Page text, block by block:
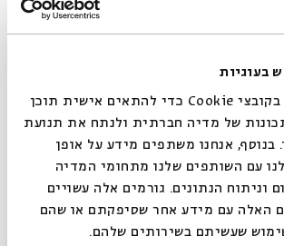
בעוגיות
אנחנו משתמשים בקובצי Cookie כדי להתאים אישית תוכן
של מדיה חברתית ולנתח את תנועת
אנחנו משתפים מידע על אופן
עם השותפים שלנו מתחומי המדיה
וניתוח הנתונים. גורמים אלה עשויים
האלה עם מידע אחר שסיפקתם או שהם
שעשיתם בשירותים שלהם.
18.09